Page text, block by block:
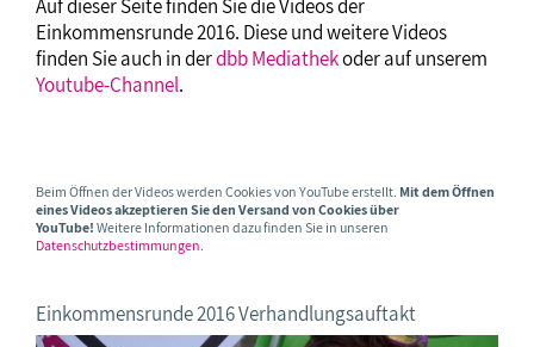
Auf dieser Seite finden Sie die Videos der
Einkommensrunde 2016. Diese und weitere Videos
finden Sie auch in derdbb Mediathekoder auf unserem
Youtube-Channel.
Beim Öffnen der Videos werden Cookies von YouTube erstellt. Mit dem Öffnen
eines Videos akzeptieren Sie den Versand von Cookies über
YouTube! Weitere Informationen dazu finden Sie in unseren
Datenschutzbestimmungen.
Einkommensrunde 2016 Verhandlungsauftakt